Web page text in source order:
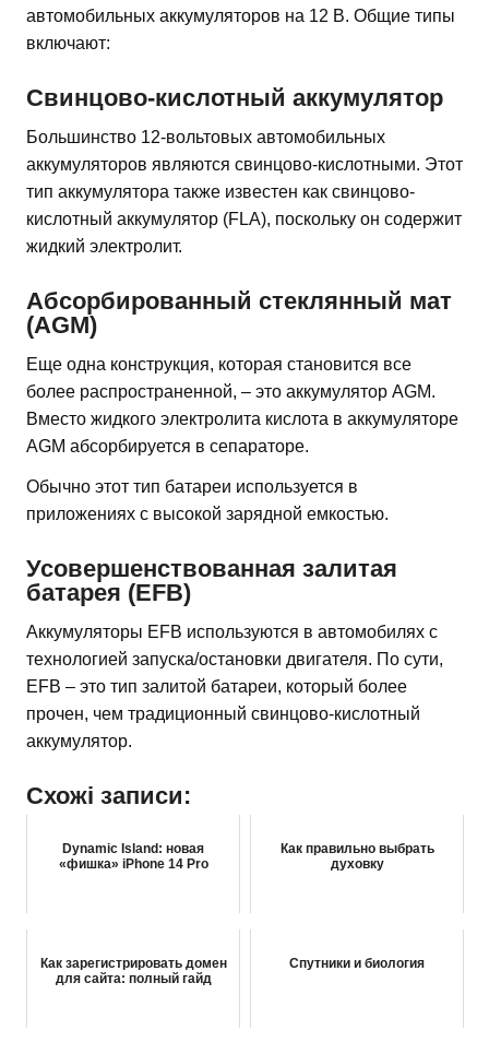
автомобильных аккумуляторов на 12 В. Общие типы
включают:
Свинцово-кислотный аккумулятор
Большинство 12-вольтовых автомобильных
аккумуляторов являются свинцово-кислотными. Этот
тип аккумулятора также известен как свинцово-
кислотный аккумулятор (FLA), поскольку он содержит
жидкий электролит.
Абсорбированный стеклянный мат
(AGM)
Еще одна конструкция, которая становится все
более распространенной, – это аккумулятор AGM.
Вместо жидкого электролита кислота в аккумуляторе
AGM абсорбируется в сепараторе.
Обычно этот тип батареи используется в
приложениях с высокой зарядной емкостью.
Усовершенствованная залитая
батарея (EFB)
Аккумуляторы EFB используются в автомобилях с
технологией запуска/остановки двигателя. По сути,
EFB – это тип залитой батареи, который более
прочен, чем традиционный свинцово-кислотный
аккумулятор.
Схожі записи:
Dynamic Island: новая
«фишка» iPhone 14 Pro
Как правильно выбрать
духовку
Как зарегистрировать домен
для сайта: полный гайд
Спутники и биология